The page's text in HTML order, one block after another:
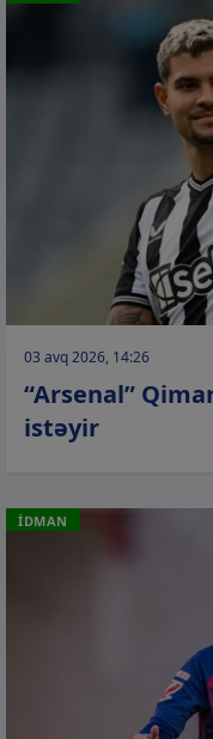
03 avq 2026, 14:26
“Arsenal”
istəyir
İDMAN